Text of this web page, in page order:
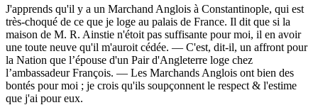
J'apprends qu'il y a un Marchand Anglois à Constantinople, qui est
très-choqué de ce que je loge au palais de France. Il dit que si la
maison de M. R. Ainstie n'étoit pas suffisante pour moi, il en avoir
une toute neuve qu'il m'auroit cédée. — C'est, dit-il, un affront pour
la Nation que l’épouse d'un Pair d'Angleterre loge chez
l’ambassadeur François. — Les Marchands Anglois ont bien des
bontés pour moi ; je crois qu'ils soupçonnent le respect & l'estime
que j'ai pour eux.